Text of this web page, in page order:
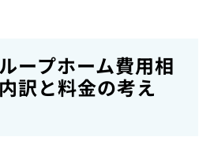
ープホーム費用相
訳と料金の考え